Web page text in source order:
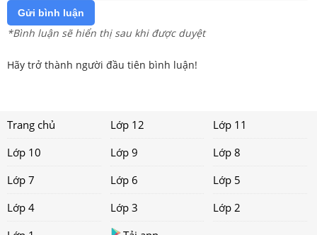
Gửi bình luận
*Bình luận sẽ hiển thị sau khi được duyệt
Hãy trở thành người đầu tiên bình luận!
Trang chủ Lớp 12
Lớp 11
Lớp 10
Lớp 9
Lớp 8
Lớp 7
Lớp 6
Lớp 5
Lớp 4
Lớp 3
Lớp 2